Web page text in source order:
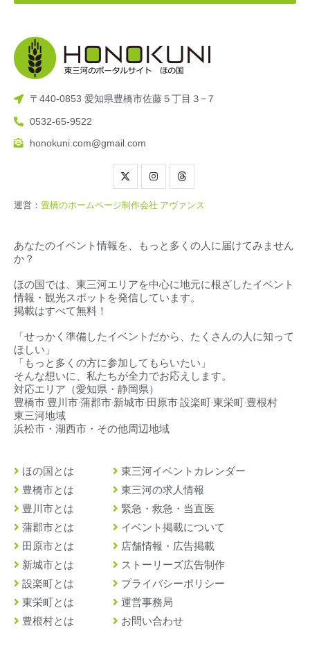
〒440-0853 愛知県豊橋市佐藤５丁目３−７
0532-65-9522
honokuni.com@gmail.com
運営： 豊橋のホームページ制作会社 アヴァンス
あなたのイベント情報を、もっと多くの人に届けてみません
か？
ほの国では、東三河エリアを中心に地元に根ざしたイベント
情報・観光スポットを発信しています。
掲載はすべて無料！
「せっかく準備したイベントだから、たくさんの人に知って
ほしい」
「もっと多くの方に参加してもらいたい」
そんな想いに、私たちが全力でお応えします。
対応エリア（愛知県・静岡県）
豊橋市‧豊川市‧蒲郡市‧新城市‧田原市‧設楽町‧東栄町‧豊根村
東三河地域
浜松市・湖西市・その他周辺地域
ほの国とは
豊橋市とは
豊川市とは
蒲郡市とは
田原市とは
新城市とは
設楽町とは
東栄町とは
豊根村とは
東三河イベントカレンダー
東三河の求人情報
緊急・救急・当直医
イベント掲載について
店舗情報・広告掲載
ストーリーズ広告制作
プライバシーポリシー
運営事務局
お問い合わせ